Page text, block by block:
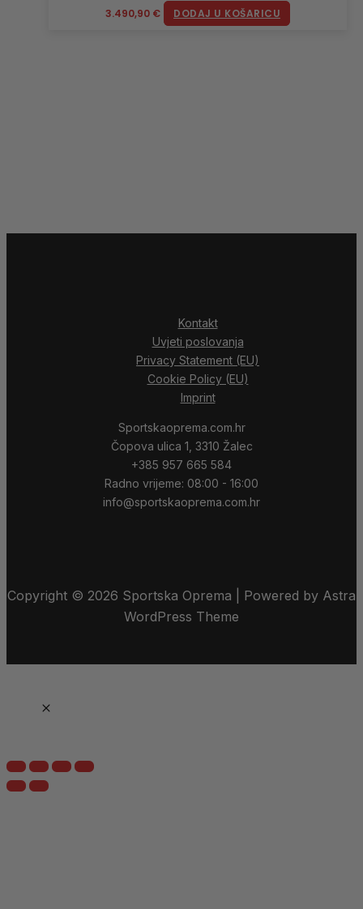
3.490,90 € DODAJ U KOŠARICU
Kontakt
Uvjeti poslovanja
Privacy Statement (EU)
Cookie Policy (EU)
Imprint
Sportskaoprema.com.hr
Čopova ulica 1, 3310 Žalec
+385 957 665 584
Radno vrijeme: 08:00 - 16:00
info@sportskaoprema.com.hr
Copyright © 2026 Sportska Oprema | Powered by Astra
WordPress Theme